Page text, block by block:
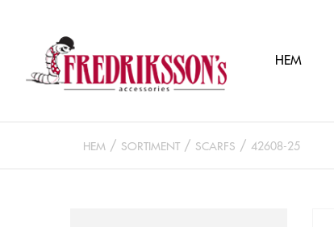
HEM
HEM SORTIMENT SCARFS 42608-25